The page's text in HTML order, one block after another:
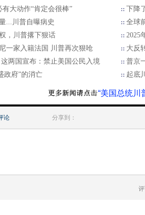
有大动作“肯定会很棒”
下降
...川普自曝病史
全球
，川普撂下狠话
2025
一家入籍法国 川普再次狠呛
大反
两国宣布：禁止美国公民入境
普京
政府”的消亡
起底
“美国总统川
论 分享到：